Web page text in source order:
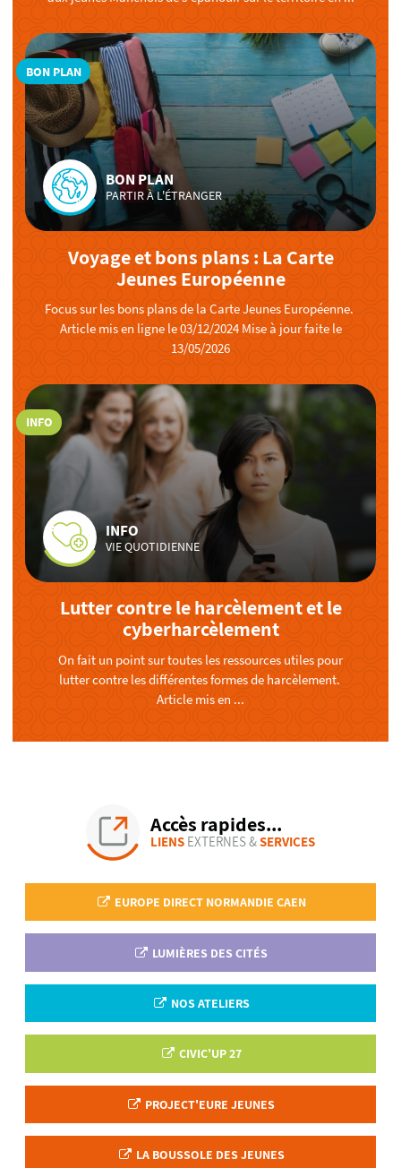
BON PLAN
BON PLAN
PARTIR À L'ÉTRANGER
Voyage et bons plans : La Carte
Jeunes Européenne
Focus sur les bons plans de la Carte Jeunes Européenne.
Article mis en ligne le 03/12/2024 Mise à jour faite le
13/05/2026
INFO
INFO
VIE QUOTIDIENNE
Lutter contre le harcèlement et le
cyberharcèlement
On fait un point sur toutes les ressources utiles pour
lutter contre les différentes formes de harcèlement.
Article mis en ...
Accès rapides...
LIENSEXTERNES &SERVICES
EUROPE DIRECT NORMANDIE CAEN
LUMIÈRES DES CITÉS
NOS ATELIERS
CIVIC'UP 27
PROJECT'EURE JEUNES
LA BOUSSOLE DES JEUNES